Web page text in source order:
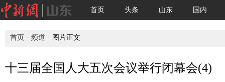
首页 头条 山东 国内
首页—频道—图片正文
十三届全国人大五次会议举行闭幕会(4)